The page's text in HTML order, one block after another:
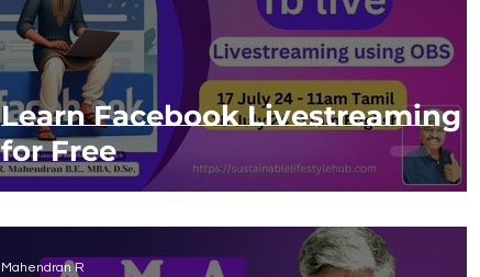
Learn Facebook Livestreaming
for Free
Mahendran R